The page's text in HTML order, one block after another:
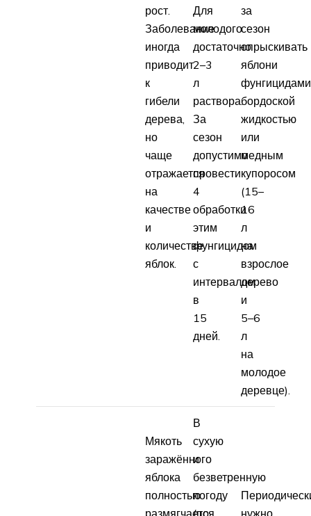
рост.
Заболевание
иногда
приводит
к
гибели
дерева,
но
чаще
отражается
на
качестве
и
количестве
яблок.
Для
молодого
достаточно
2–3
л
раствора.
За
сезон
допустимо
провести
4
обработки
этим
фунгицидом
с
интервалом
в
15
дней.
за
сезон
опрыскивать
яблони
бордоской
жидкостью
или
медным
купоросом
(15–
16
л
на
взрослое
дерево
и
5–6
л
на
молодое
деревце).
Мякоть
заражённого
яблока
полностью
размягчается
В
сухую
и
безветренную
погоду
(по
нужно